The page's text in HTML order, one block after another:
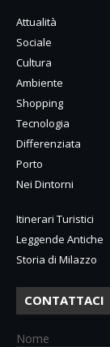
Attualità
Sociale
Cultura
Ambiente
Shopping
Tecnologia
Differenziata
Porto
Nei Dintorni
Itinerari Turistici
Leggende Antiche
Storia di Milazzo
CONTATTACI
Nome